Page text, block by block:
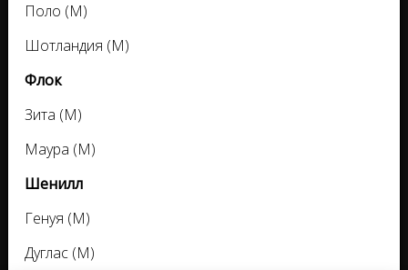
Поло (M)
Шотландия (M)
Флок
Зита (M)
Маура (M)
Шенилл
Генуя (M)
Дуглас (M)